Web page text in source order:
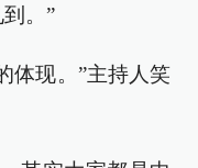
。”
体现。”主持人笑